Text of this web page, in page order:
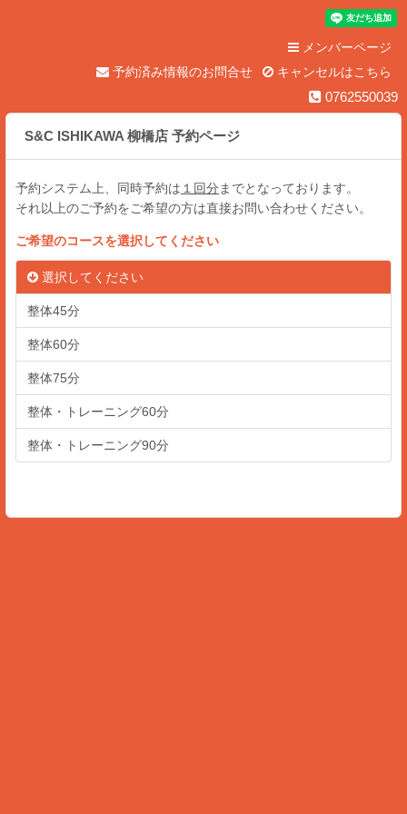
メンバーページ
予約済み情報のお問合せ
キャンセルはこちら
0762550039
S&C ISHIKAWA 柳橋店 予約ページ
予約システム上、同時予約は １回分 までとなっております。
それ以上のご予約をご希望の方は直接お問い合わせください。
ご希望のコースを選択してください
選択してください
整体45分
整体60分
整体75分
整体・トレーニング60分
整体・トレーニング90分